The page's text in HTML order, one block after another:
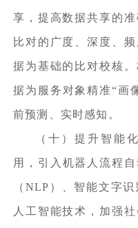
享，提高数据共享的
比对的广度、深度、
据为基础的比对校核
据为服务对象精准“画
前预测、实时感知。
（十）提升智能
用，引入机器人流程
（NLP）、智能文字
人工智能技术，加强